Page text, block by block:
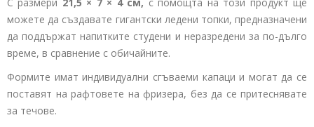
можете да създавате гигантски ледени топки, предназначени
да поддържат напитките студени и неразредени за по-дълго
време, в сравнение с обичайните.
Формите имат индивидуални сгъваеми капаци и могат да се
поставят на рафтовете на фризера, без да се притеснявате
за течове.